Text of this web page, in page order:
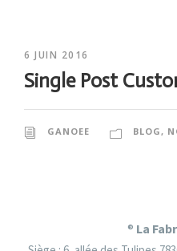
6 JUIN 2016
Single Post
GANOEE BLOG,
® La